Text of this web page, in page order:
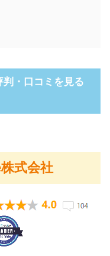
・口コミを見る
式会社